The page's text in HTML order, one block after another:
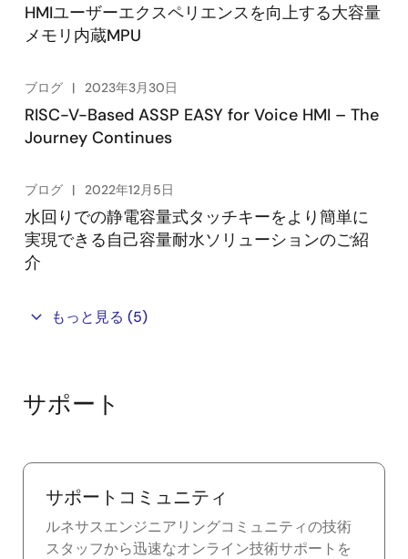
RZ/G2LC
HMIユーザーエクスペリエンスを向上する大容量
メモリ内蔵MPU
ブログ 2023年3月30日
RISC-V-Based ASSP EASY for Voice HMI – The
Journey Continues
ブログ 2022年12月5日
水回りでの静電容量式タッチキーをより簡単に
実現できる自己容量耐水ソリューションのご紹
介
もっと見る (5)
サポート
サポートコミュニティ
ルネサスエンジニアリングコミュニティの技術
スタッフから迅速なオンライン技術サポートを